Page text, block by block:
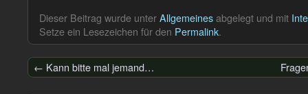
Dieser Beitrag wurde unterAllgemeinesabgelegt und mit
Setze ein Lesezeichen für den Permalink.
← Kann bitte mal jemand…